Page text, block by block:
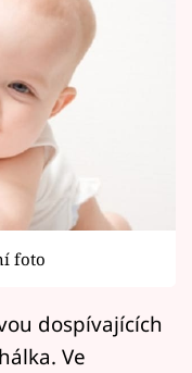
foto
dospívajících
Ve